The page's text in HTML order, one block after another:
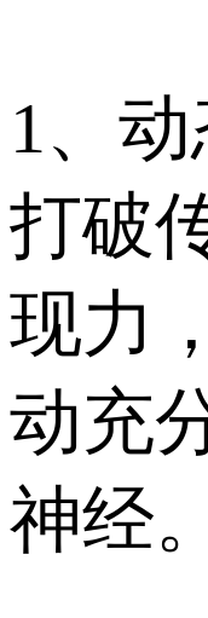
1、动
打破
现力
动充
神经。